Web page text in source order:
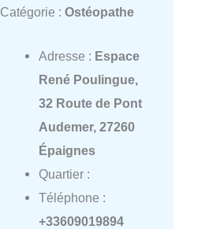
Catégorie : Ostéopathe
Adresse : Espace
René Poulingue,
32 Route de Pont
Audemer, 27260
Épaignes
Quartier :
Téléphone :
+33609019894